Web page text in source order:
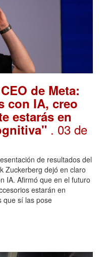
de Meta:
con IA, creo
estarás en
. 03 de
de resultados del
Zuckerberg dejó en claro
IA. Afirmó que en el futuro
estarán en
que sí las pose